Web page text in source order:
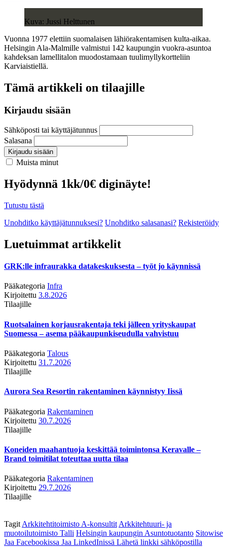
Kuva: Jussi Helttunen
Vuonna 1977 elettiin suomalaisen lähiörakentamisen kulta-aikaa.
Helsingin Ala-Malmille valmistui 142 kaupungin vuokra-asuntoa
kahdeksan lamellitalon muodostamaan tuulimyllykortteliin
Karviaistiellä.
Tämä artikkeli on tilaajille
Kirjaudu sisään
Sähköposti tai käyttäjätunnus
Salasana
Kirjaudu sisään
Muista minut
Hyödynnä 1kk/0€ diginäyte!
Tutustu tästä
Unohditko käyttäjätunnuksesi? Unohditko salasanasi? Rekisteröidy
Luetuimmat artikkelit
GRK:lle infraurakka datakeskuksesta – työt jo käynnissä
Pääkategoria Infra
Kirjoitettu 3.8.2026
Tilaajille
Ruotsalainen korjausrakentaja teki jälleen yrityskaupat
Suomessa – asema pääkaupunkiseudulla vahvistuu
Pääkategoria Talous
Kirjoitettu 31.7.2026
Tilaajille
Aurora Sea Resortin rakentaminen käynnistyy Iissä
Pääkategoria Rakentaminen
Kirjoitettu 30.7.2026
Tilaajille
Koneiden maahantuoja keskittää toimintonsa Keravalle –
Brand toimitilat toteuttaa uutta tilaa
Pääkategoria Rakentaminen
Kirjoitettu 29.7.2026
Tilaajille
Tagit Arkkitehtitoimisto A-konsultit Arkkitehtuuri- ja
muotoilutoimisto Talli Helsingin kaupungin Asuntotuotanto Sitowise
Jaa Facebookissa Jaa LinkedInissä Lähetä linkki sähköpostilla